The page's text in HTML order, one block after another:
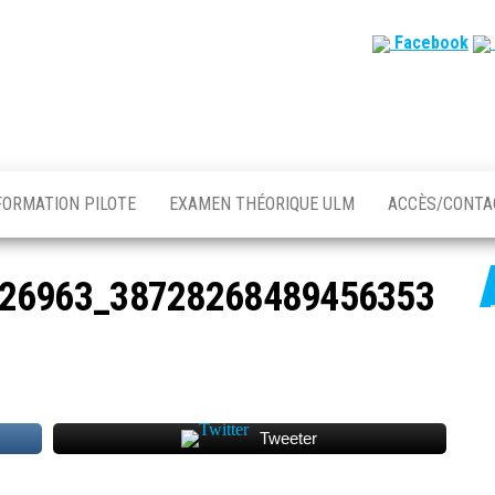
Facebook
PILOTE EXAMEN THÉORIQUE ULM ACCÈS/
Tweeter